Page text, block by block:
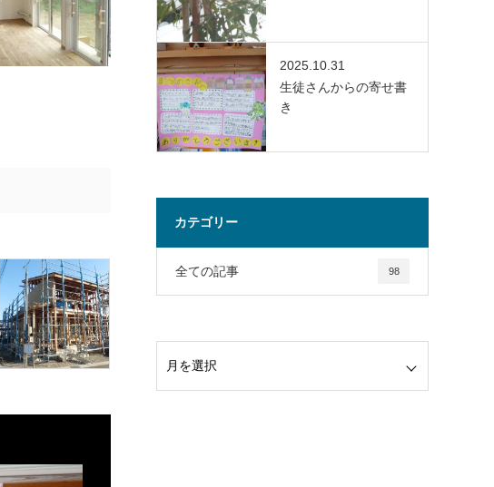
2025.10.31
生徒さんからの寄せ書
き
カテゴリー
全ての記事 98